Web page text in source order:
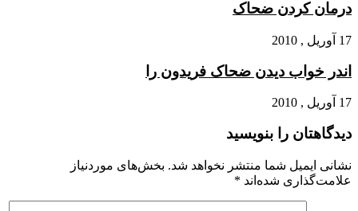
درمان کردن ضحاک
17 آوریل , 2010
اندر خواب دیدن ضحاک فریدون را
17 آوریل , 2010
دیدگاهتان را بنویسید
نشانی ایمیل شما منتشر نخواهد شد. بخش‌های موردنیاز
علامت‌گذاری شده‌اند *